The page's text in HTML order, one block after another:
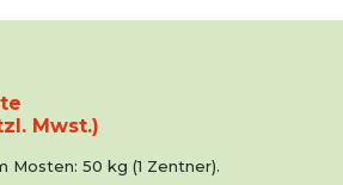
Mwst.)
Mosten: 50 kg (1 Zentner).